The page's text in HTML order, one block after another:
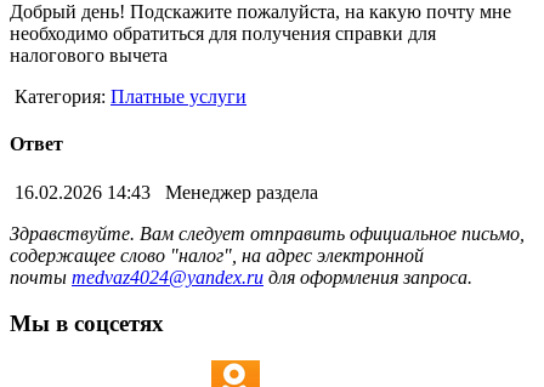
Добрый день! Подскажите пожалуйста, на какую почту мне
необходимо обратиться для получения справки для
налогового вычета
Категория: Платные услуги
Ответ
16.02.2026 14:43
Менеджер раздела
Здравствуйте. Вам следует отправить официальное письмо,
содержащее слово "налог", на адрес электронной
почты medvaz4024@yandex.ru для оформления запроса.
Мы в соцсетях